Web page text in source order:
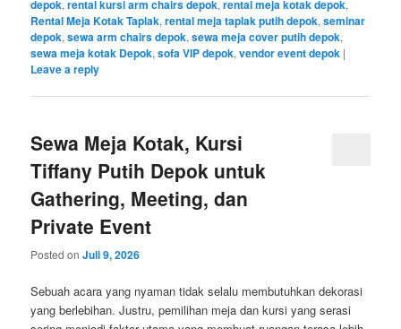
depok,rental kursi arm chairs depok,rental meja kotak depok,
Rental Meja Kotak Taplak,rental meja taplak putih depok,seminar
depok,sewa arm chairs depok,sewa meja cover putih depok,
sewa meja kotak Depok,sofa VIP depok,vendor event depok |
Leave a reply
Sewa Meja Kotak, Kursi
Tiffany Putih Depok untuk
Gathering, Meeting, dan
Private Event
Posted onJuli 9, 2026
Sebuah acara yang nyaman tidak selalu membutuhkan dekorasi
yang berlebihan. Justru, pemilihan meja dan kursi yang serasi